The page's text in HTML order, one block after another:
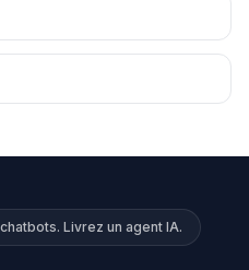
Livrez un agent IA.